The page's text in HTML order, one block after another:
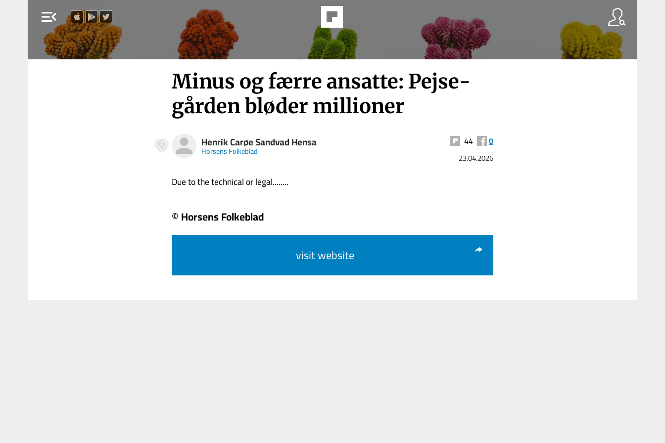
menu_open
Minus og færre an­sat­te: Pej­se­
går­den blø­der mil­li­o­ner
Henrik Carøe Sandvad Hensa
Horsens Folkeblad
44 0
23.04.2026
Due to the technical or legal........
© Horsens Folkeblad
visit website